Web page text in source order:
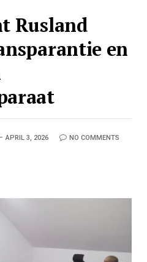
Rusland
en
APRIL 3, 2026 NO COMMENTS